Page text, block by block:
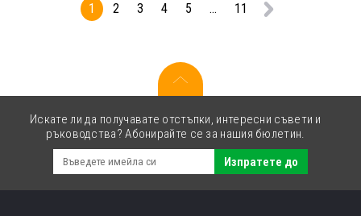
1 2 3 4 5 ... 11
Искате ли да получавате отстъпки, интересни съвети и
ръководства? Абонирайте се за нашия бюлетин.
Изпратете до